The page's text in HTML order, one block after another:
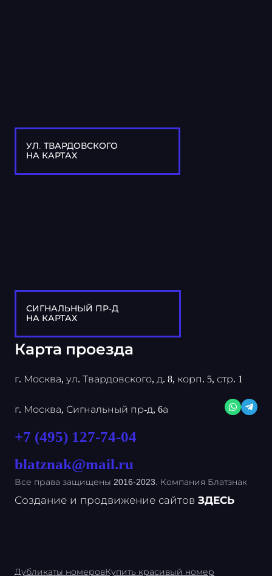
УЛ. ТВАРДОВСКОГО
НА КАРТАХ
СИГНАЛЬНЫЙ ПР-Д
НА КАРТАХ
Карта проезда
г. Москва, ул. Твардовского, д. 8, корп. 5, стр. 1
г. Москва, Сигнальный пр-д, 6а
+7 (495) 127-74-04
blatznak@mail.ru
Все права защищены 2016-2023. Компания Блатзнак
Создание и продвижение сайтов ЗДЕСЬ
Дубликаты номеровКупить красивый номер